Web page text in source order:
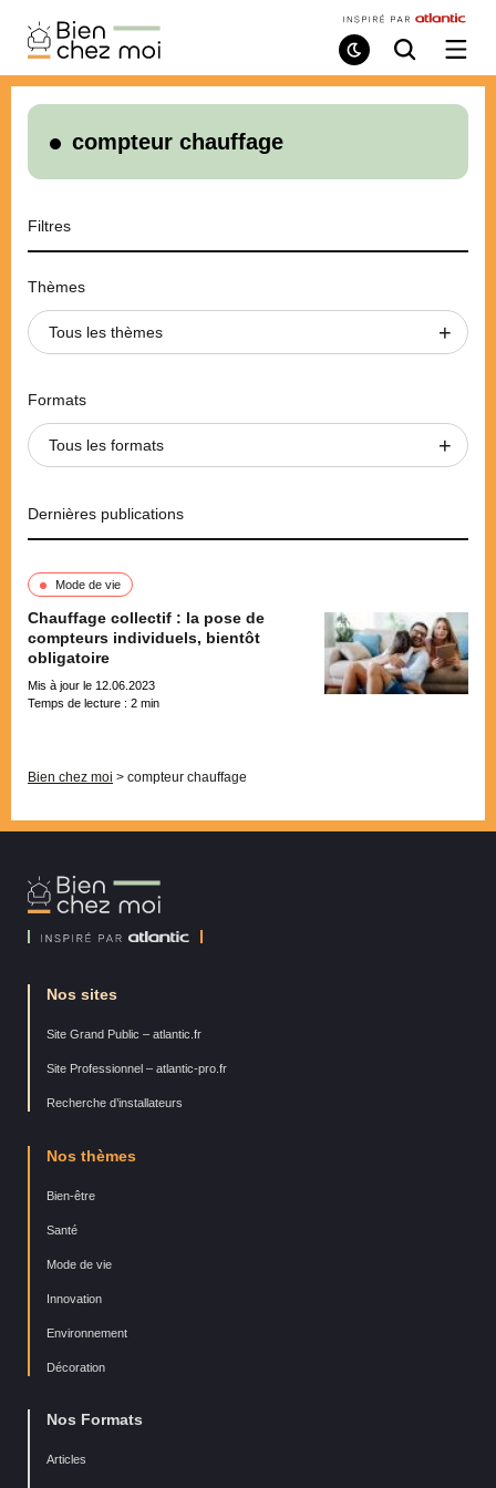
Bien
Chez
Moi
Mode
de
Recherche
/
le
compteur chauffage
Filtres
Thèmes
Tous les thèmes
Formats
Tous les formats
Dernières publications
Mode de vie
Chauffage collectif : la pose de
compteurs individuels, bientôt
obligatoire
Mis à jour le 12.06.2023
Temps de lecture : 2 min
Bien chez moi > compteur chauffage
Bien
Chez
Nos sites
Site Grand Public – atlantic.fr
Site Professionnel – atlantic-pro.fr
Recherche d’installateurs
Nos thèmes
Bien-être
Santé
Mode de vie
Innovation
Environnement
Décoration
Nos Formats
Articles